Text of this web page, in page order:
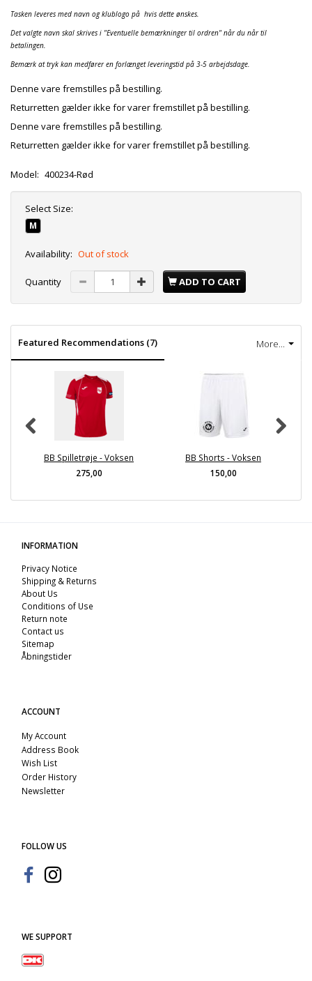
Tasken leveres med navn og klublogo på hvis dette ønskes.
Det valgte navn skal skrives i "Eventuelle bemærkninger til ordren" når du når til
betalingen.
Bemærk at tryk kan medfører en forlænget leveringstid på 3-5 arbejdsdage.
Denne vare fremstilles på bestilling.
Returretten gælder ikke for varer fremstillet på bestilling.
Denne vare fremstilles på bestilling.
Returretten gælder ikke for varer fremstillet på bestilling.
Model: 400234-Rød
Select Size:
M
Availability: Out of stock
Quantity ADD TO CART
More...
Featured Recommendations (7)
BB Spilletrøje - Voksen
275,00
BB Shorts - Voksen
150,00
INFORMATION
Privacy Notice
Shipping & Returns
About Us
Conditions of Use
Return note
Contact us
Sitemap
Åbningstider
ACCOUNT
My Account
Address Book
Wish List
Order History
Newsletter
FOLLOW US
WE SUPPORT